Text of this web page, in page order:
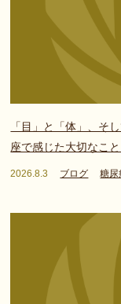
「目」と「体」、そ
座で感じた大切なこと
2026.8.3 ブログ 糖尿